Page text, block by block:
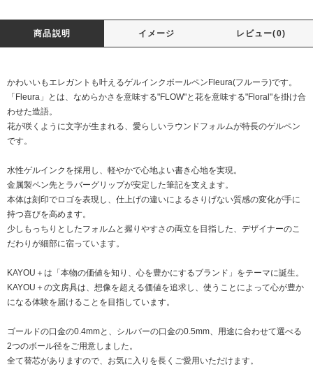
商品説明 イメージ レビュー(0)
かわいいもエレガントも叶えるゲルインクボールペンFleura(フルーラ)です。
「Fleura」とは、なめらかさを意味する"FLOW"と花を意味する"Floral"を掛け合
わせた造語。
花が咲くように文字が生まれる、愛らしいラウンドフォルムが特長のゲルペン
です。
水性ゲルインクを採用し、軽やかで心地よい書き心地を実現。
金属製ペン先とラバーグリップが安定した筆記を支えます。
本体は刻印でロゴを表現し、仕上げの違いによるさりげない質感の変化が手に
持つ喜びを高めます。
少しもっちりとしたフォルムと握りやすさの両立を目指した、デザイナーのこ
だわりが細部に宿っています。
KAYOU＋は「本物の価値を知り、心を豊かにするブランド」をテーマに誕生。
KAYOU＋の文房具は、想像を超える価値を追求し、使うことによって心が豊か
になる体験を届けることを目指しています。
ゴールドの口金の0.4mmと、シルバーの口金の0.5mm、用途に合わせて選べる
2つのボール径をご用意しました。
全て替芯がありますので、お気に入りを長くご愛用いただけます。